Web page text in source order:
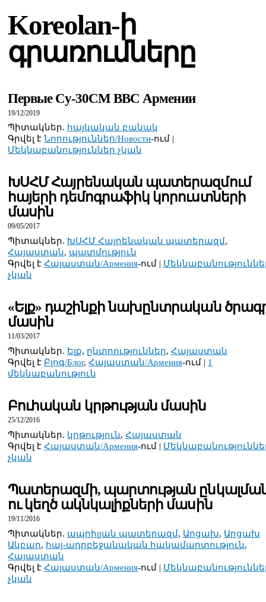
Koreolan-ի
գրառումները
Первые Су-30СМ ВВС Армении
19/12/2019
Պիտակներ. հայկական բանակ
Գրվել է Նորություններ/Новости-ում |
Մեկնաբանություններ չկան
ԽՍՀՄ Հայրենական պատերազմում
հայերի դեմոգրաֆիկ կորուստների
մասին
09/05/2017
Պիտակներ. ԽՍՀՄ Հայրենական պատերազմ,
Հայաստան, պատմություն
Գրվել է Հայաստան/Армения-ում |
չկան
«Ելք» դաշինքի նախընտրական
մասին
11/03/2017
Պիտակներ. Ելք, ընտրություններ, Հայաստան
Գրվել է Բլոգ/Блог, Հայաստան/Армения-ում | 1
մեկնաբանություն
Բուհական կրթության մասին
25/12/2016
Պիտակներ. կրթություն, Հայաստան
Գրվել է Հայաստան/Армения-ում |
չկան
Պատերազմի, պարտության
ու կեղծ ակնկալիքների մասին
19/11/2016
Պիտակներ. ապրիլյան պատերազմ, Արցախ, Արցախ
Ակբար, հայ-ադրբեջանական հակամարտություն,
Հայաստան
Գրվել է Հայաստան/Армения-ում |
չկան